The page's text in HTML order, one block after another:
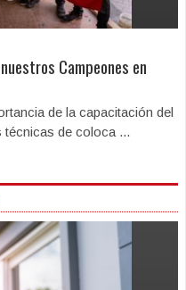
Campeones en
de la capacitación del
técnicas de coloca ...